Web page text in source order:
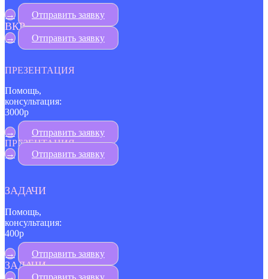
→
Отправить заявку
ВКР
→ Отправить заявку
ПРЕЗЕНТАЦИЯ
Помощь,
консультация:
3000р
→
Отправить заявку
ПРЕЗЕНТАЦИЯ
→
Отправить заявку
ЗАДАЧИ
Помощь,
консультация:
400р
→
Отправить заявку
ЗАДАЧИ
→ Отправить заявку